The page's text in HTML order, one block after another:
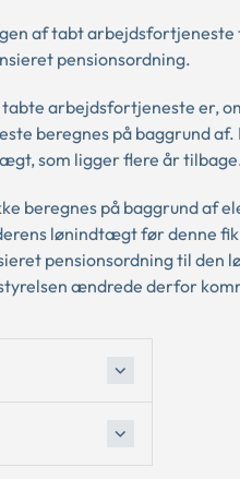
af tabt
pensionsordning.
arbejdsfortjeneste er,
beregnes på baggrund
som ligger flere år
beregnes på baggrund af
lønindtægt før denne
pensionsordning til den
ændrede derfor